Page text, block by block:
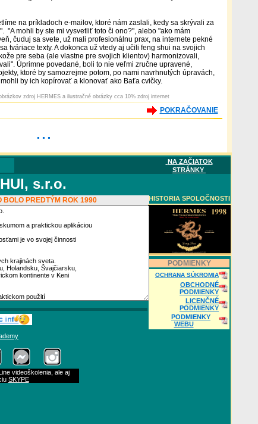
na príkladoch e-mailov, ktoré nám zaslali, kedy sa skrývali za
"A mohli by ste mi vysvetliť toto či ono?", alebo "ako mám
čuduj sa svete, už mali profesionálnu prax, na internete pekné
tváriace texty. A dokonca už vtedy aj učili feng shui na svojich
pre seba (ale vlastne pre svojich klientov) harmonizovali,
Úprimne povedané, boli to nie veľmi zručne upravené,
ktoré by samozrejme potom, po nami navrhnutých úpravách,
by ich kopírovať a klonovať ako Baťa cvičky.
zdroj HERMES a ilustračné obrázky cca 10% zdroj internet
POKRAČOVANIE
...
NA ZAČIATOK
STRÁNKY
s.r.o.
BOLO PREDTÝM ROK 1990
videoškolenia, ale aj
SKYPE
HISTORIA SPOLOČNOSTI
PODMIENKY
OCHRANA SÚKROMIA
OBCHODNÉ
PODMIENKY
LICENČNÉ
PODMIENKY
PODMIENKY
WEBU